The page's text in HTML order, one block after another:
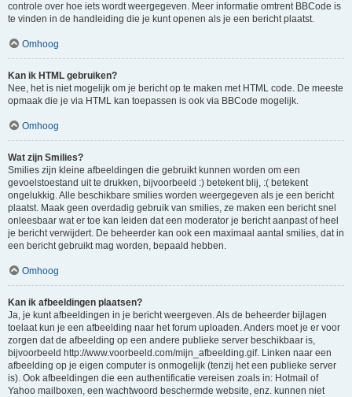
controle over hoe iets wordt weergegeven. Meer informatie omtrent BBCode is
te vinden in de handleiding die je kunt openen als je een bericht plaatst.
Omhoog
Kan ik HTML gebruiken?
Nee, het is niet mogelijk om je bericht op te maken met HTML code. De meeste
opmaak die je via HTML kan toepassen is ook via BBCode mogelijk.
Omhoog
Wat zijn Smilies?
Smilies zijn kleine afbeeldingen die gebruikt kunnen worden om een
gevoelstoestand uit te drukken, bijvoorbeeld :) betekent blij, :( betekent
ongelukkig. Alle beschikbare smilies worden weergegeven als je een bericht
plaatst. Maak geen overdadig gebruik van smilies, ze maken een bericht snel
onleesbaar wat er toe kan leiden dat een moderator je bericht aanpast of heel
je bericht verwijdert. De beheerder kan ook een maximaal aantal smilies, dat in
een bericht gebruikt mag worden, bepaald hebben.
Omhoog
Kan ik afbeeldingen plaatsen?
Ja, je kunt afbeeldingen in je bericht weergeven. Als de beheerder bijlagen
toelaat kun je een afbeelding naar het forum uploaden. Anders moet je er voor
zorgen dat de afbeelding op een andere publieke server beschikbaar is,
bijvoorbeeld http://www.voorbeeld.com/mijn_afbeelding.gif. Linken naar een
afbeelding op je eigen computer is onmogelijk (tenzij het een publieke server
is). Ook afbeeldingen die een authentificatie vereisen zoals in: Hotmail of
Yahoo mailboxen, een wachtwoord beschermde website, enz. kunnen niet